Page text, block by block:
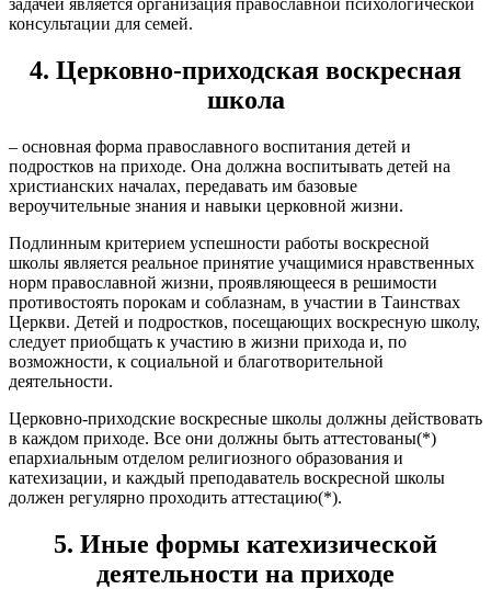
задачей является организация православной психологической
консультации для семей.
4. Церковно-приходская воскресная
школа
– основная форма православного воспитания детей и
подростков на приходе. Она должна воспитывать детей на
христианских началах, передавать им базовые
вероучительные знания и навыки церковной жизни.
Подлинным критерием успешности работы воскресной
школы является реальное принятие учащимися нравственных
норм православной жизни, проявляющееся в решимости
противостоять порокам и соблазнам, в участии в Таинствах
Церкви. Детей и подростков, посещающих воскресную школу,
следует приобщать к участию в жизни прихода и, по
возможности, к социальной и благотворительной
деятельности.
Церковно-приходские воскресные школы должны действовать
в каждом приходе. Все они должны быть аттестованы(*)
епархиальным отделом религиозного образования и
катехизации, и каждый преподаватель воскресной школы
должен регулярно проходить аттестацию(*).
5. Иные формы катехизической
деятельности на приходе